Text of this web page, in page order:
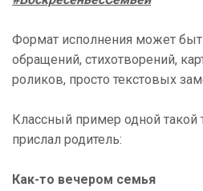
Формат исполнения может
обращений, стихотворений,
роликов, просто текстовых
Классный пример одной такой
прислал родитель:
Как-то вечером семья